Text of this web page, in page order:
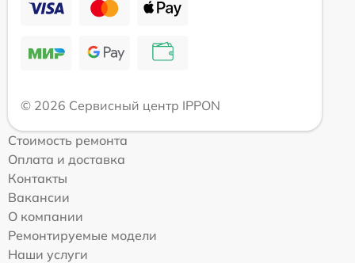
© 2026 Сервисный центр IPPON
Стоимость ремонта
Оплата и доставка
Контакты
Вакансии
О компании
Ремонтируемые модели
Наши услуги